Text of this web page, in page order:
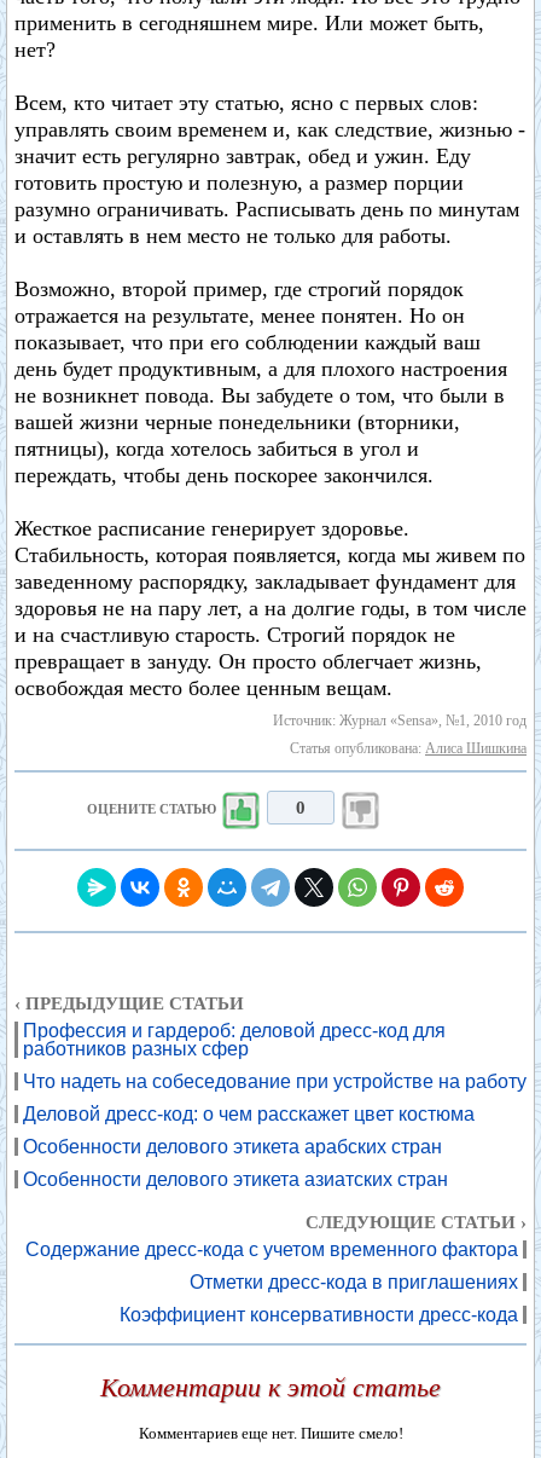
применить в сегодняшнем мире. Или может быть,
нет?
Всем, кто читает эту статью, ясно с первых слов:
управлять своим временем и, как следствие, жизнью -
значит есть регулярно завтрак, обед и ужин. Еду
готовить простую и полезную, а размер порции
разумно ограничивать. Расписывать день по минутам
и оставлять в нем место не только для работы.
Возможно, второй пример, где строгий порядок
отражается на результате, менее понятен. Но он
показывает, что при его соблюдении каждый ваш
день будет продуктивным, а для плохого настроения
не возникнет повода. Вы забудете о том, что были в
вашей жизни черные понедельники (вторники,
пятницы), когда хотелось забиться в угол и
переждать, чтобы день поскорее закончился.
Жесткое расписание генерирует здоровье.
Стабильность, которая появляется, когда мы живем по
заведенному распорядку, закладывает фундамент для
здоровья не на пару лет, а на долгие годы, в том числе
и на счастливую старость. Строгий порядок не
превращает в зануду. Он просто облегчает жизнь,
освобождая место более ценным вещам.
Источник: Журнал «Sensa», №1, 2010 год
Статья опубликована: Алиса Шишкина
ОЦЕНИТЕ СТАТЬЮ 0
‹ ПРЕДЫДУЩИЕ СТАТЬИ
Профессия и гардероб: деловой дресс-код для
работников разных сфер
Что надеть на собеседование при устройстве на работу
Деловой дресс-код: о чем расскажет цвет костюма
Особенности делового этикета арабских стран
Особенности делового этикета азиатских стран
СЛЕДУЮЩИЕ СТАТЬИ ›
Содержание дресс-кода с учетом временного фактора
Отметки дресс-кода в приглашениях
Коэффициент консервативности дресс-кода
Комментарии к этой статье
Комментариев еще нет. Пишите смело!